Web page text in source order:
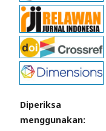
Diperiksa
menggunakan: